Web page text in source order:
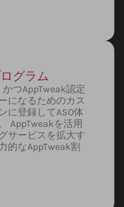
グラム
つAppTweak認定
になるためのカス
に登録してASO体
AppTweakを活用
サービスを拡大す
的なAppTweak割